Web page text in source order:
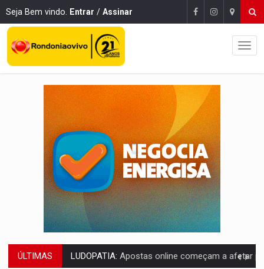
Seja Bem vindo. Entrar / Assinar
ÚLTIMAS REFLORESTAMENTO: Plantar árvores não será mais suficiente para